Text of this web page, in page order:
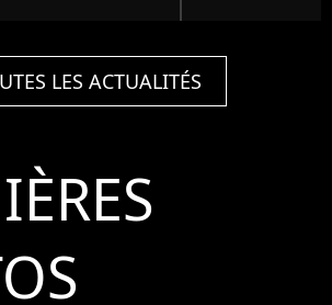
LES ACTUALITÉS